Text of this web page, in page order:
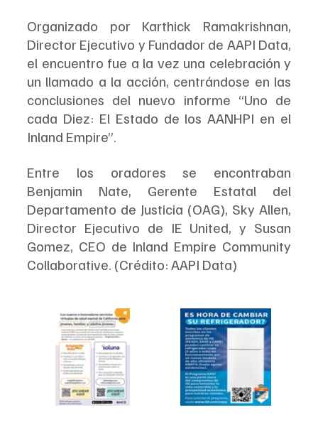
Organizado por Karthick Ramakrishnan,
Director Ejecutivo y Fundador de AAPI Data,
el encuentro fue a la vez una celebración y
un llamado a la acción, centrándose en las
conclusiones del nuevo informe “Uno de
cada Diez: El Estado de los AANHPI en el
Inland Empire”.
Entre los oradores se encontraban
Benjamin Nate, Gerente Estatal del
Departamento de Justicia (OAG), Sky Allen,
Director Ejecutivo de IE United, y Susan
Gomez, CEO de Inland Empire Community
Collaborative. (Crédito: AAPI Data)